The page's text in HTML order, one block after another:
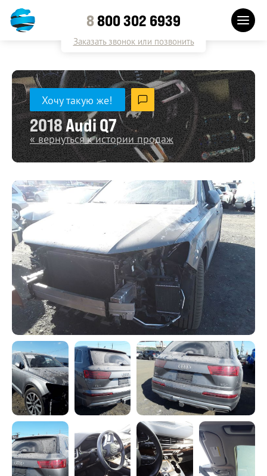
8800 302 6939
Заказать звонок или позвонить
2018Audi Q7
« вернуться к истории продаж
Хочу такую же!